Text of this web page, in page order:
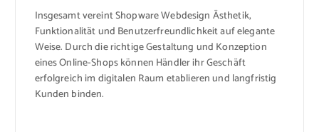
Insgesamt vereint Shopware Webdesign Ästhetik,
Funktionalität und Benutzerfreundlichkeit auf elegante
Weise. Durch die richtige Gestaltung und Konzeption
eines Online-Shops können Händler ihr Geschäft
erfolgreich im digitalen Raum etablieren und langfristig
Kunden binden.